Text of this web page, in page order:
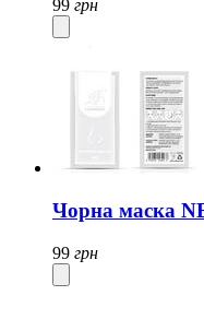
99 грн
Чорна маска
99 грн